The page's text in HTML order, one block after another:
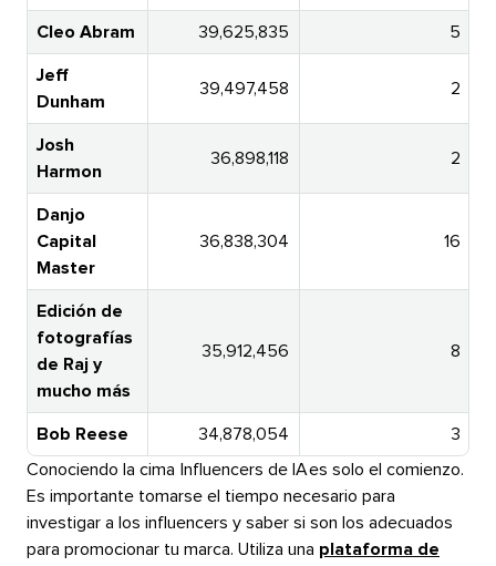
Cleo Abram​​ 39,625,835​​ 5​​
Jeff
Dunham​​
39,497,458​​ 2​​
Josh
Harmon​​
36,898,118​​ 2​​
Danjo
Capital
Master​​
36,838,304​​ 16​​
Edición de
fotografías
de Raj y
mucho más​​
35,912,456​​ 8​​
Bob Reese​​ 34,878,054​​
3​​
Conociendo la cima​​ Influencers de IA​​ es solo el comienzo.
Es importante tomarse el tiempo necesario para
investigar a los influencers y saber si son los adecuados
para promocionar tu marca. Utiliza una plataforma de